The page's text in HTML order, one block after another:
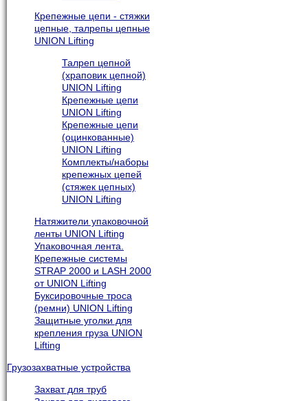
Крепежные цепи - стяжки
цепные, талрепы цепные
UNION Lifting
Талреп цепной
(храповик цепной)
UNION Lifting
Крепежные цепи
UNION Lifting
Крепежные цепи
(оцинкованные)
UNION Lifting
Комплекты/наборы
крепежных цепей
(стяжек цепных)
UNION Lifting
Натяжители упаковочной
ленты UNION Lifting
Упаковочная лента.
Крепежные системы
STRAP 2000 и LASH 2000
от UNION Lifting
Буксировочные троса
(ремни) UNION Lifting
Защитные уголки для
крепления груза UNION
Lifting
Грузозахватные устройства
Захват для труб